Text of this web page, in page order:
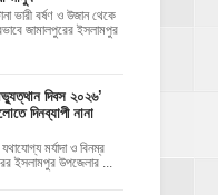
ভারী বর্ষণ ও উজান থেকে
জামালপুরের ইসলামপুর
দিবস ২০২৬’
দিনব্যাপী নানা
মর্যাদা ও বিনম্র
ইসলামপুর উপজেলার ...